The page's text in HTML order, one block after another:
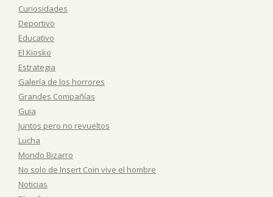
Curiosidades
Deportivo
Educativo
El Kiosko
Estrategia
Galería de los horrores
Grandes Compañías
Guia
Juntos pero no revueltos
Lucha
Mondo Bizarro
No solo de Insert Coin vive el hombre
Noticias